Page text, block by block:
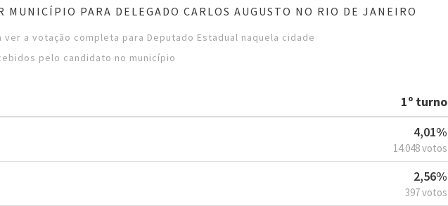
MUNICÍPIO PARA DELEGADO CARLOS AUGUSTO NO RIO DE JANEIRO
ver a votação completa para Deputado Estadual naquela cidade
pelo candidato no município
1º turno
4,01%
14.048 votos
2,56%
397 votos